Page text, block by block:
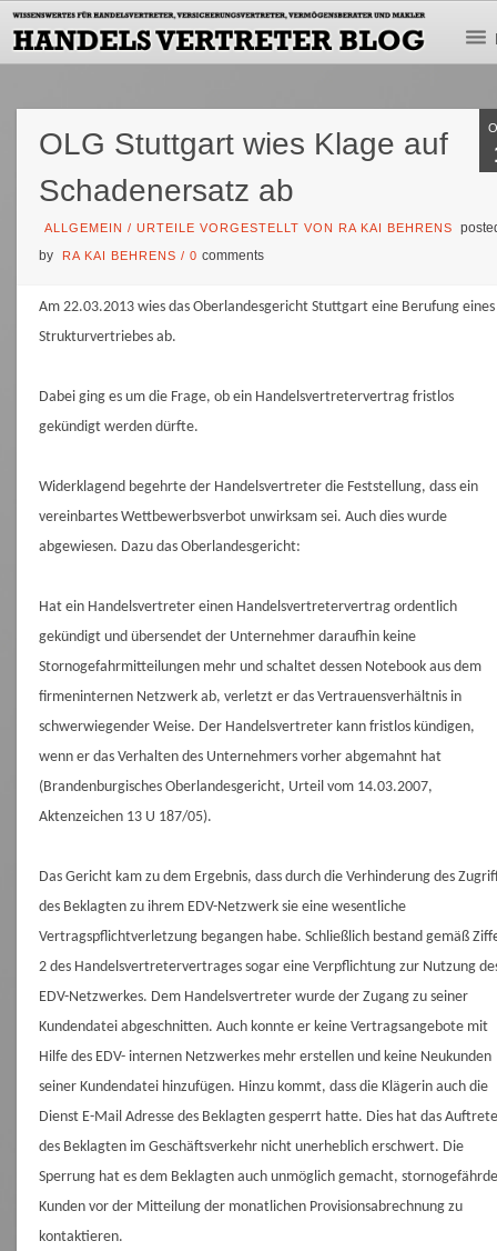
OLG Stuttgart wies Klage auf
Schadenersatz ab
ALLGEMEIN /URTEILE VORGESTELLT VON RA KAI BEHRENS
by
RA KAI BEHRENS /0comments
Am 22.03.2013 wies das Oberlandesgericht Stuttgart eine Berufung eines
Strukturvertriebes ab.
Dabei ging es um die Frage, ob ein Handelsvertretervertrag fristlos
gekündigt werden dürfte.
Widerklagend begehrte der Handelsvertreter die Feststellung, dass ein
vereinbartes Wettbewerbsverbot unwirksam sei. Auch dies wurde
abgewiesen. Dazu das Oberlandesgericht:
Hat ein Handelsvertreter einen Handelsvertretervertrag ordentlich
gekündigt und übersendet der Unternehmer daraufhin keine
Stornogefahrmitteilungen mehr und schaltet dessen Notebook aus dem
firmeninternen Netzwerk ab, verletzt er das Vertrauensverhältnis in
schwerwiegender Weise. Der Handelsvertreter kann fristlos kündigen,
wenn er das Verhalten des Unternehmers vorher abgemahnt hat
(Brandenburgisches Oberlandesgericht, Urteil vom 14.03.2007,
Aktenzeichen 13 U 187/05).
Das Gericht kam zu dem Ergebnis, dass durch die Verhinderung des
des Beklagten zu ihrem EDV-Netzwerk sie eine wesentliche
Vertragspflichtverletzung begangen habe. Schließlich bestand gemäß
2 des Handelsvertretervertrages sogar eine Verpflichtung zur Nutzung
EDV-Netzwerkes. Dem Handelsvertreter wurde der Zugang zu seiner
Kundendatei abgeschnitten. Auch konnte er keine Vertragsangebote mit
Hilfe des EDV- internen Netzwerkes mehr erstellen und keine Neukunden
seiner Kundendatei hinzufügen. Hinzu kommt, dass die Klägerin auch die
Dienst E-Mail Adresse des Beklagten gesperrt hatte. Dies hat das
des Beklagten im Geschäftsverkehr nicht unerheblich erschwert. Die
Sperrung hat es dem Beklagten auch unmöglich gemacht,
Kunden vor der Mitteilung der monatlichen Provisionsabrechnung zu
kontaktieren.